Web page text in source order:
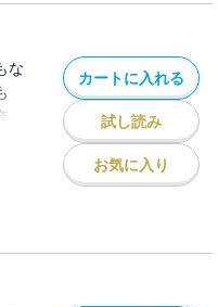
な
カートに入れる
試し読み
お気に入り